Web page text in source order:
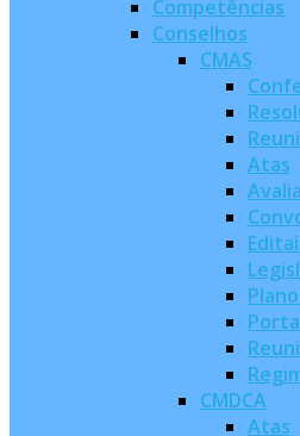
Competências
Conselhos
CMAS
Atas
CMDCA
Atas